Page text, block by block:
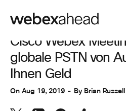
ZUSAMMENARBEIT
Cisco Webex
globale PSTN von
Ihnen Geld
On Aug 19, 2019 By Brian Russell